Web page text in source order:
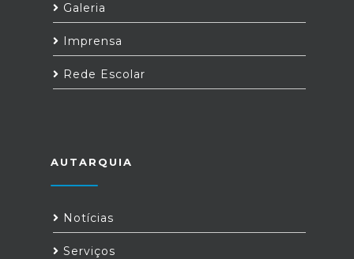
Galeria
Imprensa
Rede Escolar
AUTARQUIA
Notícias
Serviços